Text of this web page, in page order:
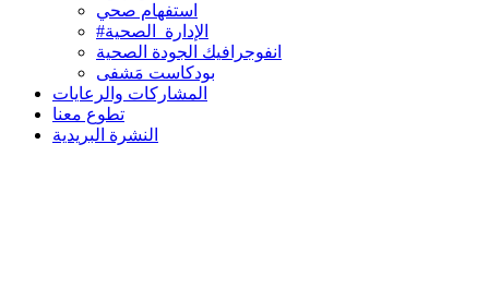
استفهام صحي
#الإدارة_الصحية
انفوجرافيك الجودة الصحية
بودكاست مَشفى
المشاركات والرعايات
تطوع معنا
النشرة البريدية